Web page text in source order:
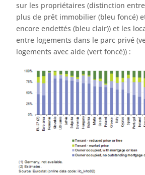
sur les propriétaires (distinction
plus de prêt immobilier (bleu foncé)
encore endettés (bleu clair)) et les
entre logements dans le parc privé
logements avec aide (vert foncé)) :